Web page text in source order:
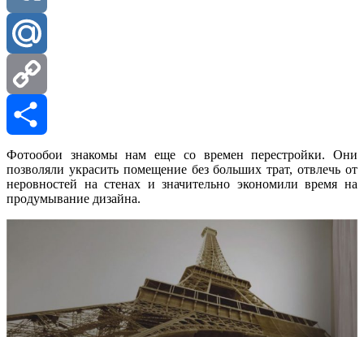
VK
Mail.Ru
Copy
Link
Отправить
Фотообои знакомы нам еще со времен перестройки. Они
позволяли украсить помещение без больших трат, отвлечь от
неровностей на стенах и значительно экономили время на
продумывание дизайна.